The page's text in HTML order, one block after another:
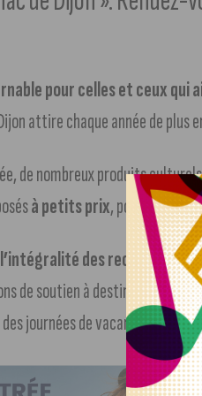
pour celles et ceux qui
attire chaque année de plus
de nombreux produits
à petits prix, pour tous,le
l’intégralité des recettes de
de soutien à destination des
journées de vacances aux